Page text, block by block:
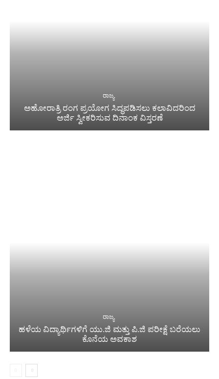
ರಾಜ್ಯ
ಅಹೋರಾತ್ರಿ ರಂಗ ಪ್ರಯೋಗ ಸಿದ್ಧಪಡಿಸಲು ಕಲಾವಿದರಿಂದ
ಅರ್ಜಿ ಸ್ವೀಕರಿಸುವ ದಿನಾಂಕ ವಿಸ್ತರಣೆ
ರಾಜ್ಯ
ಹಳೆಯ ವಿದ್ಯಾರ್ಥಿಗಳಿಗೆ ಯು.ಜಿ ಮತ್ತು ಪಿ.ಜಿ ಪರೀಕ್ಷೆ ಬರೆಯಲು
ಕೊನೆಯ ಅವಕಾಶ